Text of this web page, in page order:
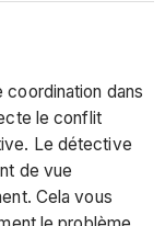
coordination dans
le conflit
Le détective
de vue
Cela vous